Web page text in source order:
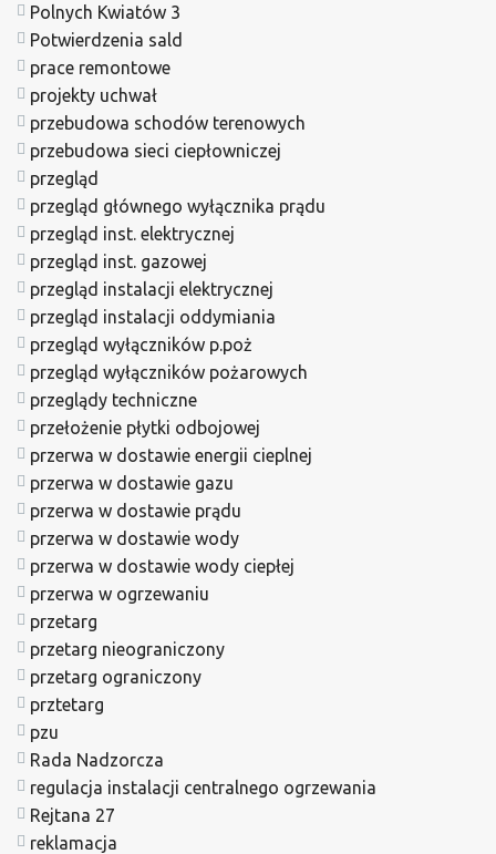
Polnych Kwiatów 3
Potwierdzenia sald
prace remontowe
projekty uchwał
przebudowa schodów terenowych
przebudowa sieci ciepłowniczej
przegląd
przegląd głównego wyłącznika prądu
przegląd inst. elektrycznej
przegląd inst. gazowej
przegląd instalacji elektrycznej
przegląd instalacji oddymiania
przegląd wyłączników p.poż
przegląd wyłączników pożarowych
przeglądy techniczne
przełożenie płytki odbojowej
przerwa w dostawie energii cieplnej
przerwa w dostawie gazu
przerwa w dostawie prądu
przerwa w dostawie wody
przerwa w dostawie wody ciepłej
przerwa w ogrzewaniu
przetarg
przetarg nieograniczony
przetarg ograniczony
prztetarg
pzu
Rada Nadzorcza
regulacja instalacji centralnego ogrzewania
Rejtana 27
reklamacja